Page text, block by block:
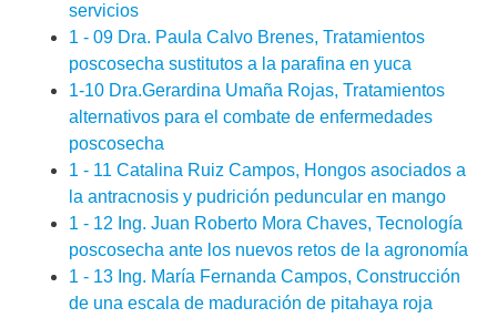
servicios
1 - 09 Dra. Paula Calvo Brenes, Tratamientos
poscosecha sustitutos a la parafina en yuca
1-10 Dra.Gerardina Umaña Rojas, Tratamientos
alternativos para el combate de enfermedades
poscosecha
1 - 11 Catalina Ruiz Campos, Hongos asociados a
la antracnosis y pudrición peduncular en mango
1 - 12 Ing. Juan Roberto Mora Chaves, Tecnología
poscosecha ante los nuevos retos de la agronomía
1 - 13 Ing. María Fernanda Campos, Construcción
de una escala de maduración de pitahaya roja